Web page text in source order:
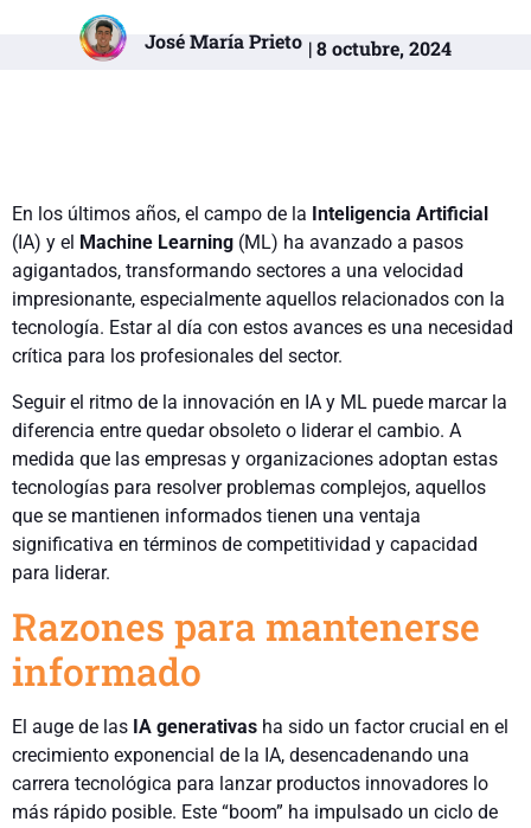
José María Prieto | 8 octubre, 2024
En los últimos años, el campo de la Inteligencia Artificial
(IA) y el Machine Learning (ML) ha avanzado a pasos
agigantados, transformando sectores a una velocidad
impresionante, especialmente aquellos relacionados con la
tecnología. Estar al día con estos avances es una necesidad
crítica para los profesionales del sector.
Seguir el ritmo de la innovación en IA y ML puede marcar la
diferencia entre quedar obsoleto o liderar el cambio. A
medida que las empresas y organizaciones adoptan estas
tecnologías para resolver problemas complejos, aquellos
que se mantienen informados tienen una ventaja
significativa en términos de competitividad y capacidad
para liderar.
Razones para mantenerse
informado
El auge de las IA generativas ha sido un factor crucial en el
crecimiento exponencial de la IA, desencadenando una
carrera tecnológica para lanzar productos innovadores lo
más rápido posible. Este “boom” ha impulsado un ciclo de